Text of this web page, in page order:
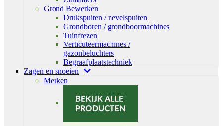
Grond Bewerken
Drukspuiten / nevelspuiten
Grondboren / grondboormachines
Tuinfrezen
Verticuteermachines /
gazonbeluchters
Begraafplaatstechniek
Zagen en snoeien
Merken